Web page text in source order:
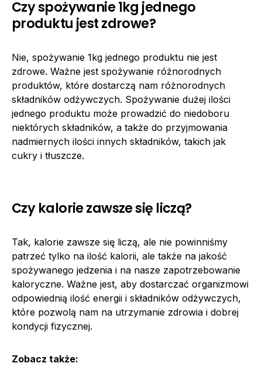
Czy spożywanie 1kg jednego
produktu jest zdrowe?
Nie, spożywanie 1kg jednego produktu nie jest
zdrowe. Ważne jest spożywanie różnorodnych
produktów, które dostarczą nam różnorodnych
składników odżywczych. Spożywanie dużej ilości
jednego produktu może prowadzić do niedoboru
niektórych składników, a także do przyjmowania
nadmiernych ilości innych składników, takich jak
cukry i tłuszcze.
Czy kalorie zawsze się liczą?
Tak, kalorie zawsze się liczą, ale nie powinniśmy
patrzeć tylko na ilość kalorii, ale także na jakość
spożywanego jedzenia i na nasze zapotrzebowanie
kaloryczne. Ważne jest, aby dostarczać organizmowi
odpowiednią ilość energii i składników odżywczych,
które pozwolą nam na utrzymanie zdrowia i dobrej
kondycji fizycznej.
Zobacz także: